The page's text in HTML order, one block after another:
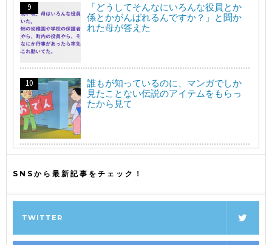
「どうしてそんなにいろんな役員とか
係とかがんばれるんですか？」と聞か
れた母が答えた
誰もが知っているのに、マンガでしか
見たことない伝説のアイテムをもらっ
たから見て
SNSから最新記事をチェック！
TWITTER